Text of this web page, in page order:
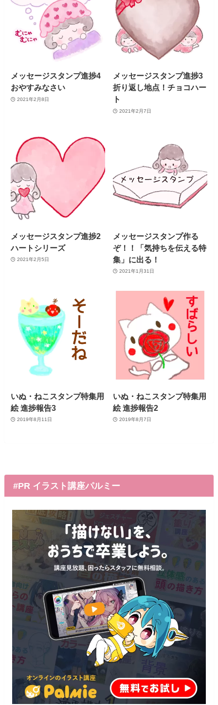
メッセージスタンプ進捗4
おやすみなさい
2021年2月8日
メッセージスタンプ進捗3
折り返し地点！チョコハー
ト
2021年2月7日
メッセージスタンプ進捗2
ハートシリーズ
2021年2月5日
メッセージスタンプ作る
ぞ！！「気持ちを伝える特
集」に出る！
2021年1月31日
いぬ・ねこスタンプ特集用
絵 進捗報告3
2019年8月11日
いぬ・ねこスタンプ特集用
絵 進捗報告2
2019年8月7日
#PR イラスト講座パルミー